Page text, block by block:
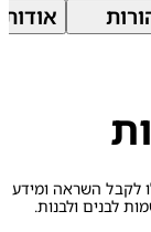
לקבל השראה ומידע
לבנים ולבנות.